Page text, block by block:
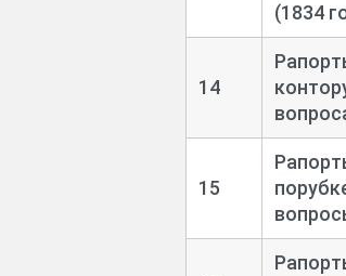
(1834
14
15